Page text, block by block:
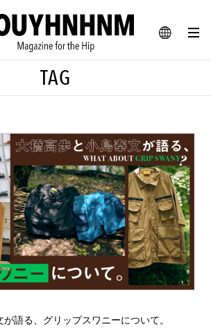
JA
BLOG SNAP
ョン、カルチャー、ライフスタイルWEBマガジン
#憧れの逸品
#古着サミット
#マイナーグッド図鑑
ん。 #MONTHLY JOURNAL
#フイナムのYouTube
#FOCUS IT #AH.H
#FASHION #MUSIC #MOVIE
TAG
語る、グリップスワニーについて。